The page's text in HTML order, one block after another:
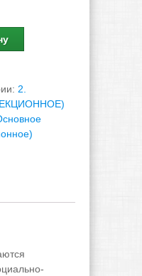
2.